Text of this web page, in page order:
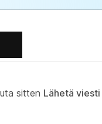
sitten Lähetä